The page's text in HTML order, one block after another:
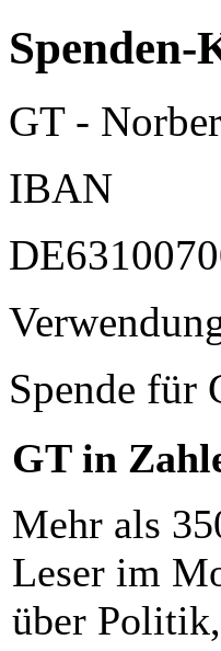
Spenden-
GT -
IBAN
Spende für
GT in
Mehr als
Leser im
über